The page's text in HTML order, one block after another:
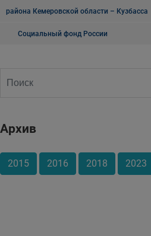
района Кемеровской области – Кузбасса
Социальный фонд России
Архив
2015 2016 2018 2023